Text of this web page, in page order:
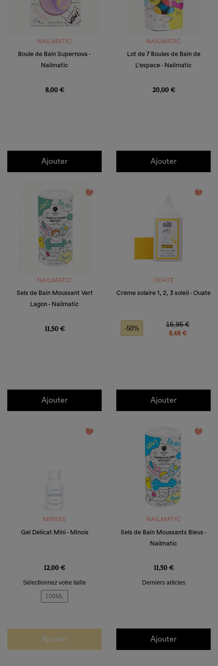
NAILMATIC
Boule de Bain Supernova -
Nailmatic
8,00 €
Ajouter
NAILMATIC
Lot de 7 Boules de Bain de
L'espace - Nailmatic
20,00 €
Ajouter
favorite_border
NAILMATIC
Sels de Bain Moussant Vert
Lagon - Nailmatic
11,50 €
Ajouter
favorite_border
OUATE
Crème solaire 1, 2, 3 soleil - Ouate
Prix de base
16,95 €
-50%
Prix
8,48 €
Ajouter
favorite_border
MINOIS
Gel Délicat Mini - Minois
12,00 €
Sélectionnez votre taille
100ML
Ajouter
favorite_border
NAILMATIC
Sels de Bain Moussants Bleus -
Nailmatic
11,50 €
Derniers articles
Ajouter